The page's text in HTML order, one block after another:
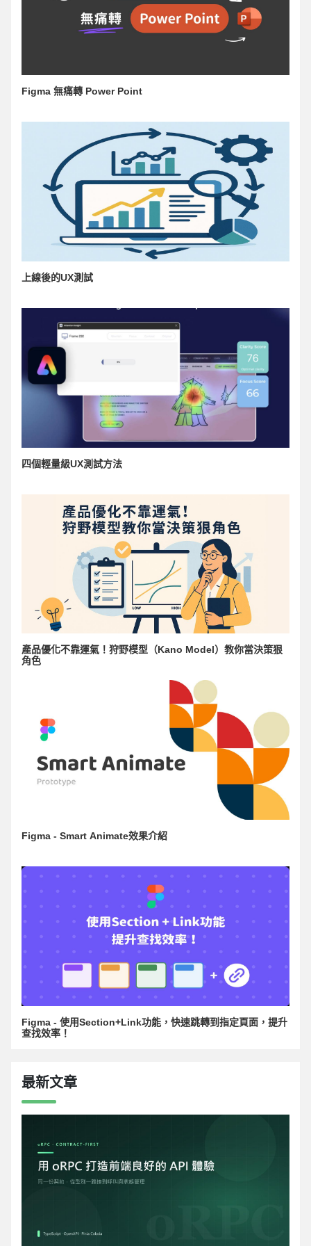
Figma 無痛轉 Power Point
上線後的UX測試
四個輕量級UX測試方法
產品優化不靠運氣！狩野模型（Kano Model）教你當決策狠
角色
Figma - Smart Animate效果介紹
Figma - 使用Section+Link功能，快速跳轉到指定頁面，提升
查找效率！
最新文章